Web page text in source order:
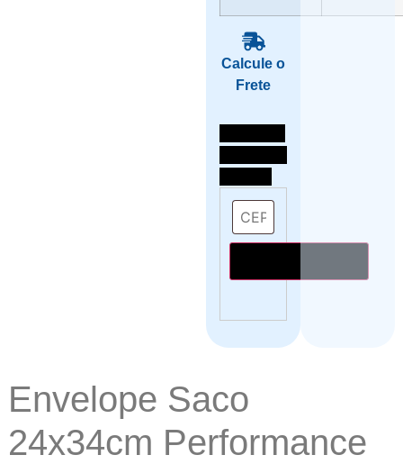
Calcule o
Frete
Envelope Saco
24x34cm Performance